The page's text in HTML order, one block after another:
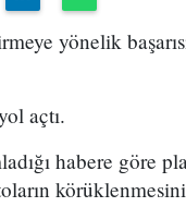
yönelik
açtı.
habere göre